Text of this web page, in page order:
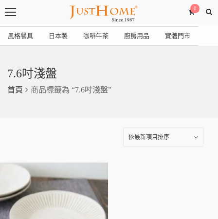
0
風格餐具 日本製 咖啡午茶 廚房用品 實體門市
7.6吋淺盤
首頁 商品標籤為 “7.6吋淺盤”